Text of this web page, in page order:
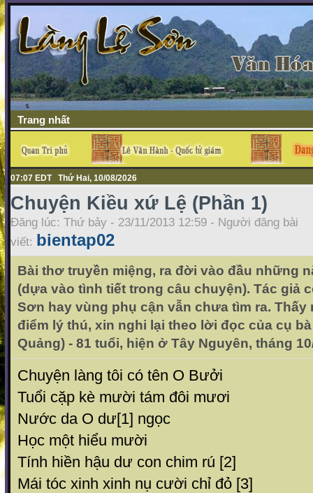
Trang nhất
07:07 EDT Thứ Hai, 10/08/2026
Chuyện Kiều xứ Lệ (Phần 1)
Đăng lúc: Thứ bảy - 23/11/2013 12:59 - Người đăng bài
viết: bientap02
Bài thơ truyền miệng, ra đời vào đầu những
(dựa vào tình tiết trong câu chuyện). Tác giả
Sơn hay vùng phụ cận vẫn chưa tìm ra. Thấy
điểm lý thú, xin nghi lại theo lời đọc của cụ
Quảng) - 81 tuổi, hiện ở Tây Nguyên, tháng
Chuyện làng tôi có tên O Bưởi
Tuổi cặp kè mười tám đôi mươi
Nước da O dư[1] ngọc
Học một hiểu mười
Tính hiền hậu dư con chim rú [2]
Mái tóc xinh xinh nụ cười chỉ đỏ [3]